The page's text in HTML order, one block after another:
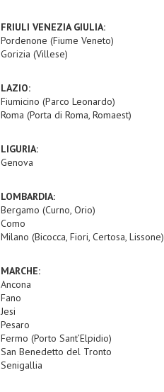
FRIULI VENEZIA GIULIA:
Pordenone (Fiume Veneto)
Gorizia (Villese)
LAZIO:
Fiumicino (Parco Leonardo)
Roma (Porta di Roma, Romaest)
LIGURIA:
Genova
LOMBARDIA:
Bergamo (Curno, Orio)
Como
Milano (Bicocca, Fiori, Certosa, Lissone)
MARCHE:
Ancona
Fano
Jesi
Pesaro
Fermo (Porto Sant’Elpidio)
San Benedetto del Tronto
Senigallia